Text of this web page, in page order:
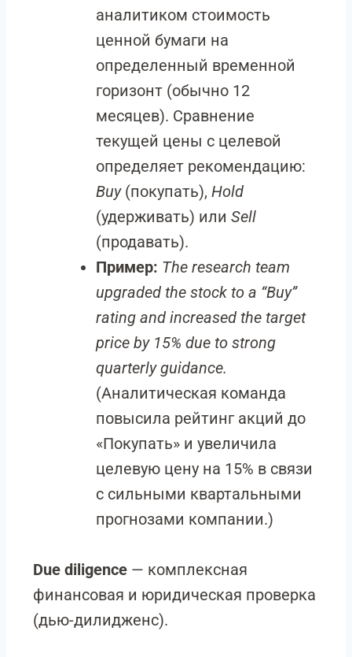
аналитиком стоимость
ценной бумаги на
определенный временной
горизонт (обычно 12
месяцев). Сравнение
текущей цены с целевой
определяет рекомендацию:
Buy(покупать), Hold
(удерживать) или Sell
(продавать).
Пример: The research team
upgraded the stock to a “Buy”
rating and increased the target
price by 15% due to strong
quarterly guidance.
(Аналитическая команда
повысила рейтинг акций до
«Покупать» и увеличила
целевую цену на 15% в связи
с сильными квартальными
прогнозами компании.)
Due diligence — комплексная
финансовая и юридическая проверка
(дью-дилидженс).